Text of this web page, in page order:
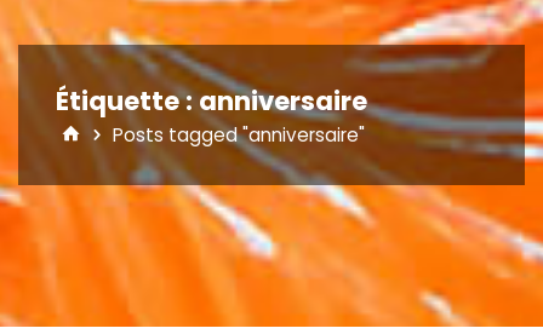
Étiquette :anniversaire
Home
Posts tagged "anniversaire"